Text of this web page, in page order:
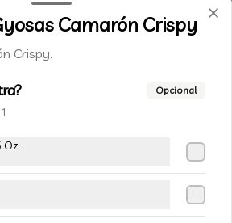
Camarón Crispy
Crispy.
Opcional
Oz.